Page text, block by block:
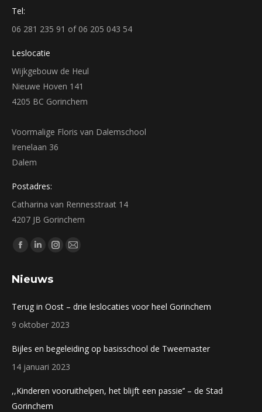
Tel:
06 281 235 91 of 06 205 043 54
Leslocatie
Wijkgebouw de Heul
Nieuwe Hoven 141
4205 BC Gorinchem
Voormalige Floris van Dalemschool
Irenelaan 36
Dalem
Postadres:
Catharina van Rennesstraat 14
4207 JB Gorinchem
Vind ons op:
Facebook
opens
new
window
Linkedin
opens
new
window
Instagram
new
window
Mail
new
Nieuws
Terug in Oost – drie leslocaties voor heel Gorinchem
9 oktober 2023
Bijles en begeleiding op basisschool de Tweemaster
14 januari 2023
,,Kinderen vooruithelpen, het blijft een passie’’ – de Stad
Gorinchem